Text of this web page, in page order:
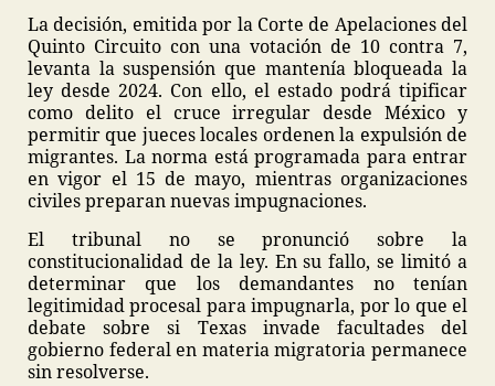
La decisión, emitida por la Corte de Apelaciones del
Quinto Circuito con una votación de 10 contra 7,
levanta la suspensión que mantenía bloqueada la
ley desde 2024. Con ello, el estado podrá tipificar
como delito el cruce irregular desde México y
permitir que jueces locales ordenen la expulsión de
migrantes. La norma está programada para entrar
en vigor el 15 de mayo, mientras organizaciones
civiles preparan nuevas impugnaciones.
El tribunal no se pronunció sobre la
constitucionalidad de la ley. En su fallo, se limitó a
determinar que los demandantes no tenían
legitimidad procesal para impugnarla, por lo que el
debate sobre si Texas invade facultades del
gobierno federal en materia migratoria permanece
sin resolverse.